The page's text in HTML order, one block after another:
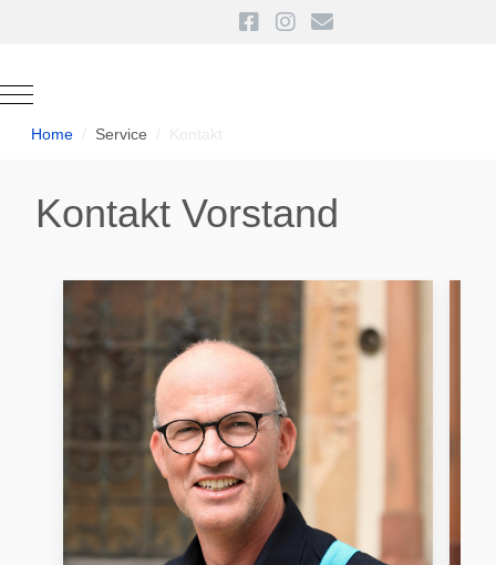
Mobile Menu Toggle
Home Service Kontakt
Kontakt Vorstand